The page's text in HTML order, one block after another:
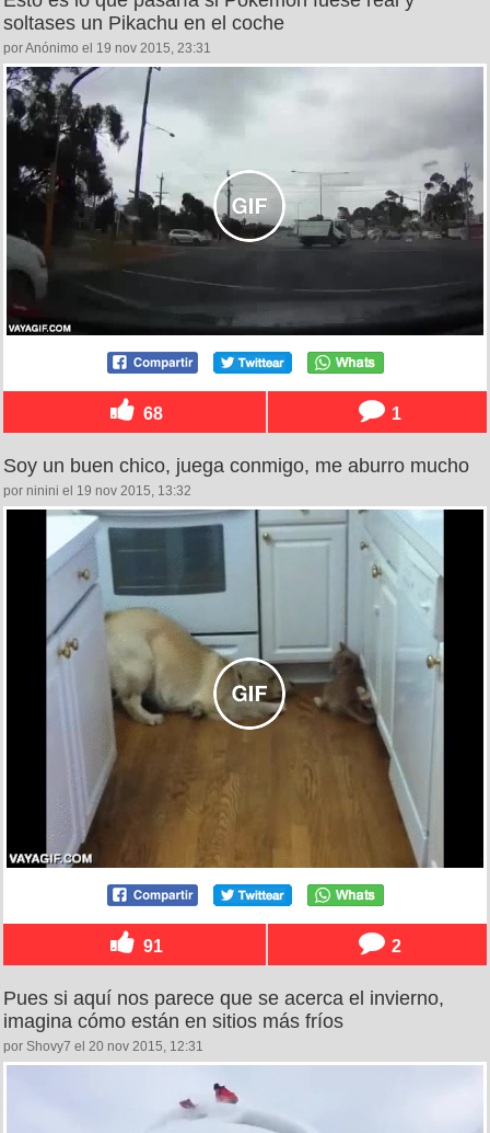
soltases un Pikachu en el coche
por Anónimo el 19 nov 2015, 23:31
68 1
Soy un buen chico, juega conmigo, me aburro mucho
por ninini el 19 nov 2015, 13:32
91 2
Pues si aquí nos parece que se acerca el invierno,
imagina cómo están en sitios más fríos
por Shovy7 el 20 nov 2015, 12:31